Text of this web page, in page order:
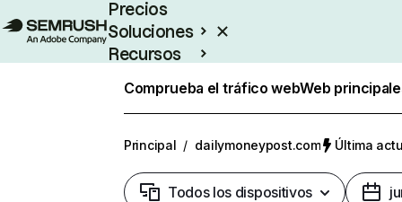
Precios
Soluciones
Recursos
Comprueba el tráfico webWeb
Principal / dailymoneypost.com Última
Todos los dispositivos